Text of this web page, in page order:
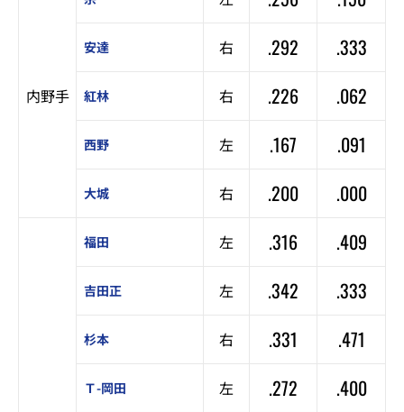
内野手
安達 右 .292 .333
紅林 右 .226 .062
西野 左 .167 .091
大城 右 .200 .000
福田 左 .316 .409
吉田正 左 .342 .333
杉本 右 .331 .471
Ｔ-岡田 左 .272 .400